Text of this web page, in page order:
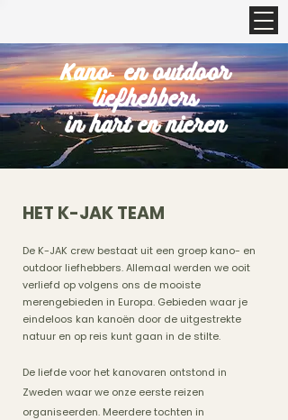
Kano- en outdoor
liefhebbers
in hart en nieren
HET K-JAK TEAM
De K-JAK crew bestaat uit een groep kano- en
outdoor liefhebbers. Allemaal werden we ooit
verliefd op volgens ons de mooiste
merengebieden in Europa. Gebieden waar je
eindeloos kan kanoën door de uitgestrekte
natuur en op reis kunt gaan in de stilte.
De liefde voor het kanovaren ontstond in
Zweden waar we onze eerste reizen
organiseerden. Meerdere tochten in